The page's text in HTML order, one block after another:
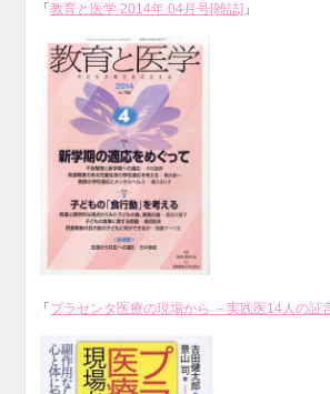
「教育と医学 2014年 04月号[雑誌] 」
「プラセンタ医療の現場から －実践医14人の証